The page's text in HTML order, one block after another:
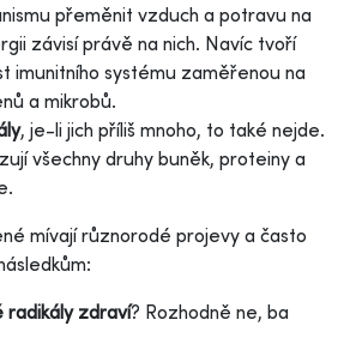
přeměnit vzduch a potravu na
závisí právě na nich. Navíc tvoří
imunitního systému zaměřenou na
a mikrobů.
, je-li jich příliš mnoho, to také nejde.
všechny druhy buněk, proteiny a
mívají různorodé projevy a často
radikály zdraví? Rozhodně ne, ba